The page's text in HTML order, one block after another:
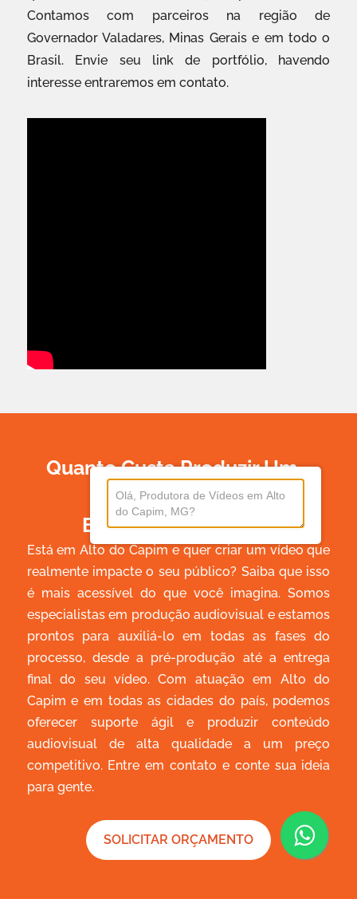
Contamos com parceiros na região de
Governador Valadares, Minas Gerais e em todo o
Brasil. Envie seu link de portfólio, havendo
interesse entraremos em contato.
Quanto Custa Produzir Um
Vídeo
Em Alto Do Capim?
Está em Alto do Capim e quer criar um vídeo que
realmente impacte o seu público? Saiba que isso
é mais acessível do que você imagina. Somos
especialistas em produção audiovisual e estamos
prontos para auxiliá-lo em todas as fases do
processo, desde a pré-produção até a entrega
final do seu vídeo. Com atuação em Alto do
Capim e em todas as cidades do país, podemos
oferecer suporte ágil e produzir conteúdo
audiovisual de alta qualidade a um preço
competitivo. Entre em contato e conte sua ideia
para gente.
SOLICITAR ORÇAMENTO